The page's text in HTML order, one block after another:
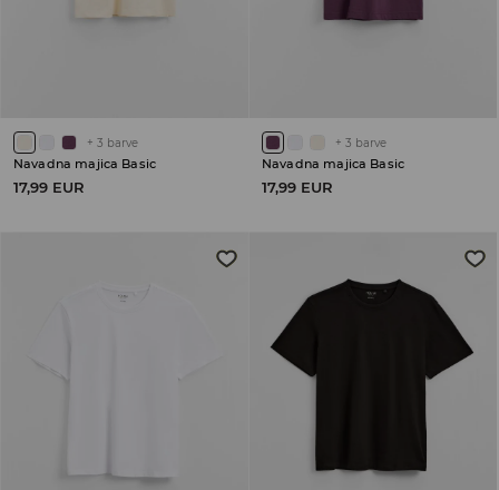
+ 3 barve
Navadna majica Basic
17,99 EUR
+ 3 barve
Navadna majica Basic
17,99 EUR